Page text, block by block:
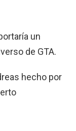
un
de GTA.
hecho por